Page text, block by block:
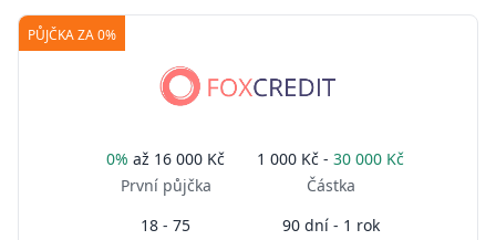
PŮJČKA ZA 0%
0% až 16 000 Kč
První půjčka
1 000 Kč - 30 000 Kč
Částka
18 - 75
90 dní - 1 rok